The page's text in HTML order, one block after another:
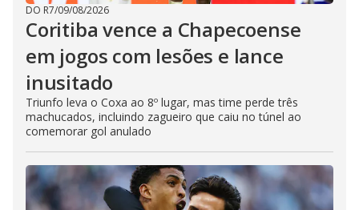
DO R7/09/08/2026
Coritiba vence a Chapecoense
em jogos com lesões e lance
inusitado
Triunfo leva o Coxa ao 8º lugar, mas time perde três
machucados, incluindo zagueiro que caiu no túnel ao
comemorar gol anulado